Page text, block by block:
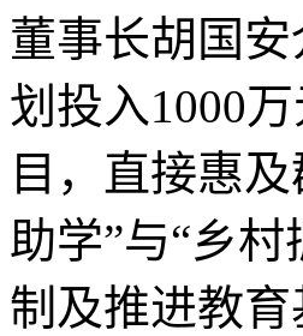
董事长胡国
划投入1000
目，直接惠
助学”与“乡
制及推进教